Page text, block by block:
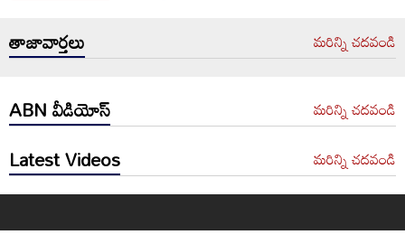
తాజావార్తలు మరిన్ని చదవండి
ABN వీడియోస్ మరిన్ని చదవండి
Latest Videos మరిన్ని చదవండి